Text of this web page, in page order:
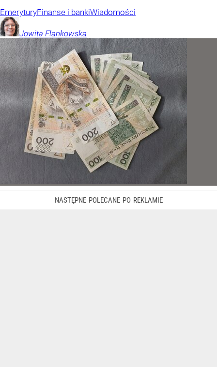
EmeryturyFinanse i bankiWiadomości
Jowita Flankowska